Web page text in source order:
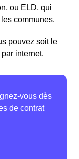
ou ELD, qui
communes.
pouvez soit le
internet.